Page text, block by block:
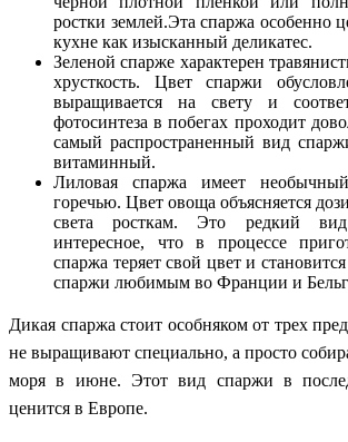
ростки землей.Эта спаржа особенно
кухне как изысканный деликатес.
Зеленой спарже характерен
хрусткость. Цвет спаржи
выращивается на свету и
фотосинтеза в побегах проходит
самый распространенный вид
витаминный.
Лиловая спаржа имеет
горечью. Цвет овоща объясняется
света росткам. Это редкий
интересное, что в процессе
спаржа теряет свой цвет и
спаржи любимым во Франции и
Дикая спаржа стоит особняком от трех
не выращивают специально, а просто
моря в июне. Этот вид спаржи в
ценится в Европе.